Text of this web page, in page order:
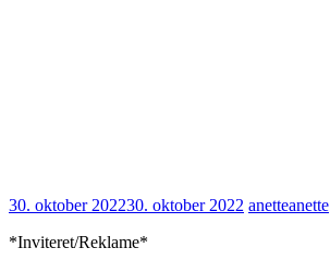
30. oktober 202230. oktober 2022 anetteanette
*Inviteret/Reklame*